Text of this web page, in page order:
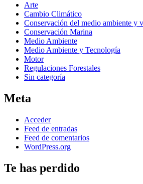
Arte
Cambio Climático
Conservación del medio ambiente y
Conservación Marina
Medio Ambiente
Medio Ambiente y Tecnología
Motor
Regulaciones Forestales
Sin categoría
Meta
Acceder
Feed de entradas
Feed de comentarios
WordPress.org
Te has perdido